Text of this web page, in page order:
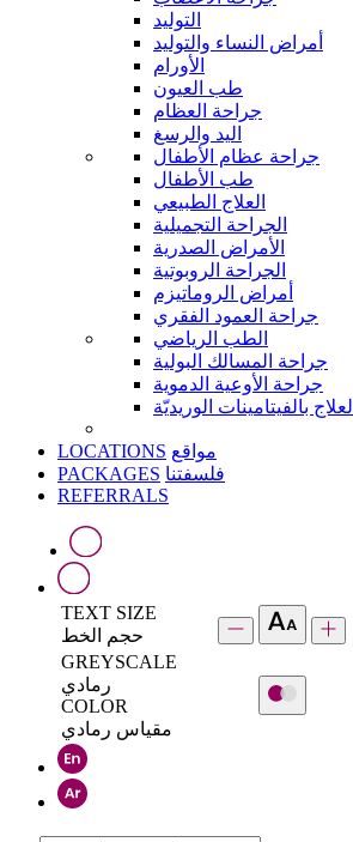
التوليد
أمراض النساء والتوليد
الأورام
طب العيون
جراحة العظام
اليد والرسغ
جراحة عظام الأطفال
طب الأطفال
العلاج الطبيعي
الجراحة التجميلية
الأمراض الصدرية
الجراحة الروبوتية
أمراض الروماتيزم
جراحة العمود الفقري
الطب الرياضي
جراحة المسالك البولية
جراحة الأوعية الدموية
العلاج بالفيتامينات الوريديّة
LOCATIONS مواقع
PACKAGES فلسفتنا
REFERRALS
TEXT SIZE
حجم الخط
GREYSCALE
رمادي
COLOR
مقياس رمادي